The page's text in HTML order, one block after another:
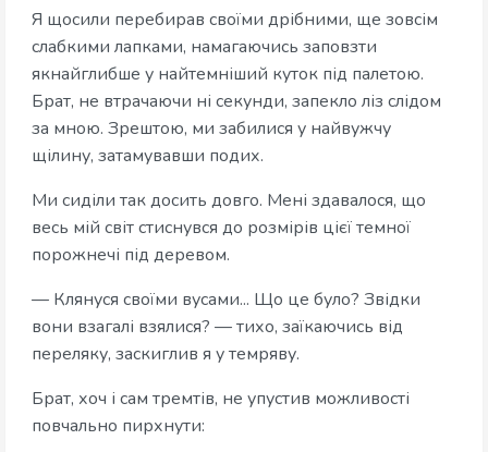
Я щосили перебирав своїми дрібними, ще зовсім
слабкими лапками, намагаючись заповзти
якнайглибше у найтемніший куток під палетою.
Брат, не втрачаючи ні секунди, запекло ліз слідом
за мною. Зрештою, ми забилися у найвужчу
щілину, затамувавши подих.
Ми сиділи так досить довго. Мені здавалося, що
весь мій світ стиснувся до розмірів цієї темної
порожнечі під деревом.
— Клянуся своїми вусами... Що це було? Звідки
вони взагалі взялися? — тихо, заїкаючись від
переляку, заскиглив я у темряву.
Брат, хоч і сам тремтів, не упустив можливості
повчально пирхнути: